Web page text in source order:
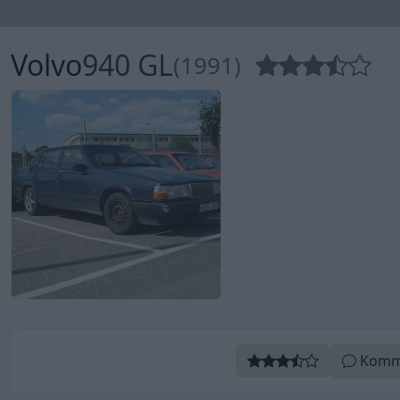
Volvo940 GL(1991)